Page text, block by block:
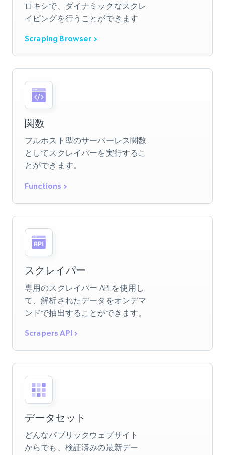
ロキシで、ダイナミックなスクレ
イピングを行うことができます
Scraping Browser
関数
フルホスト型のサーバーレス関数
としてスクレイパーを実行するこ
とができます。
Functions
スクレイパー
専用のスクレイパー API を使用し
て、解析されたデータをオンデマ
ンドで抽出することができます。
Scrapers API
データセット
どんなパブリックウェブサイト
からでも、検証済みの最新デー